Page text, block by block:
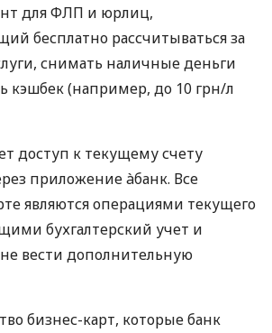
для ФЛП и юрлиц,
бесплатно рассчитываться за
снимать наличные деньги
кэшбек (например, до 10 грн/л
доступ к текущему счету
приложение àбанк. Все
являются операциями текущего
бухгалтерский учет и
вести дополнительную
бизнес-карт, которые банк